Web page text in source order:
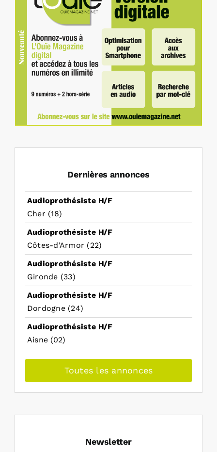
Dernières annonces
Audioprothésiste H/F
Cher (18)
Audioprothésiste H/F
Côtes-d'Armor (22)
Audioprothésiste H/F
Gironde (33)
Audioprothésiste H/F
Dordogne (24)
Audioprothésiste H/F
Aisne (02)
Toutes les annonces
Newsletter